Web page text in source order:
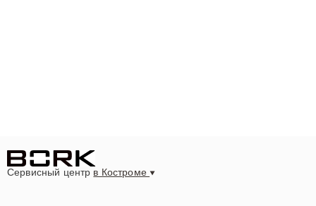
Сервисный центр в Костроме